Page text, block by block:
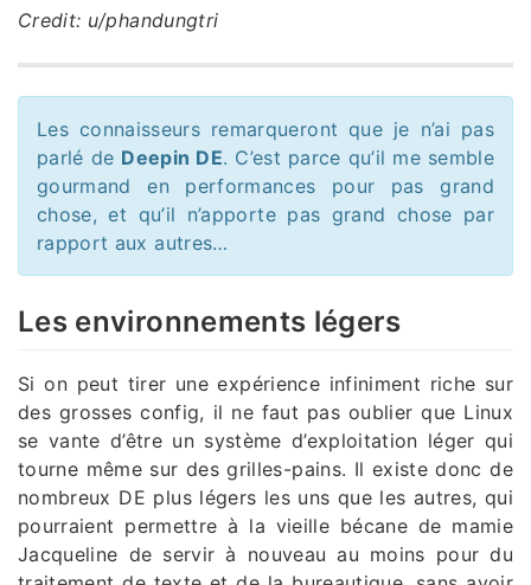
Credit: u/phandungtri
Les connaisseurs remarqueront que je n’ai pas
parlé de Deepin DE. C’est parce qu’il me semble
gourmand en performances pour pas grand
chose, et qu’il n’apporte pas grand chose par
rapport aux autres…
Les environnements légers
Si on peut tirer une expérience infiniment riche sur
des grosses config, il ne faut pas oublier que Linux
se vante d’être un système d’exploitation léger qui
tourne même sur des grilles-pains. Il existe donc de
nombreux DE plus légers les uns que les autres, qui
pourraient permettre à la vieille bécane de mamie
Jacqueline de servir à nouveau au moins pour du